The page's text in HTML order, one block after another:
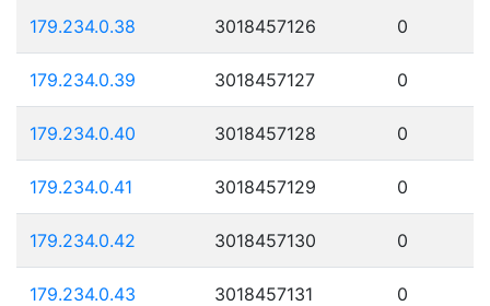
179.234.0.38 3018457126 0
179.234.0.39 3018457127 0
179.234.0.40 3018457128 0
179.234.0.41 3018457129 0
179.234.0.42 3018457130 0
179.234.0.43 3018457131 0